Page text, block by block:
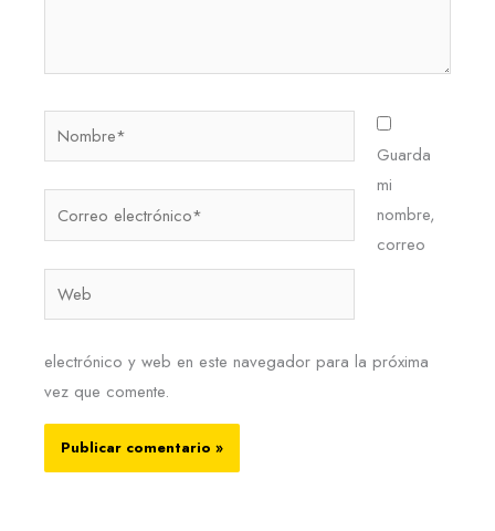
Nombre*
Guarda
mi
nombre,
correo
electrónico y web en este navegador para la próxima
vez que comente.